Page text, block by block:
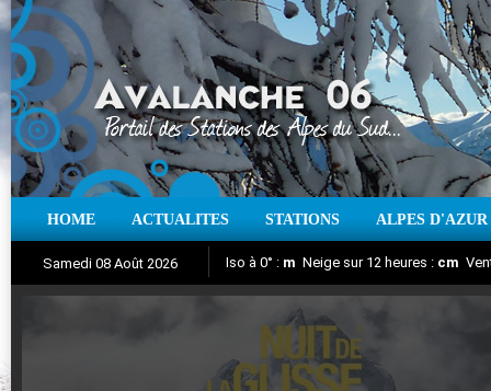
HOME ACTUALITES STATIONS ALPES D'AZUR
Samedi 08 Août 2026 Iso à 0° : m Neige sur 12 heures : cm